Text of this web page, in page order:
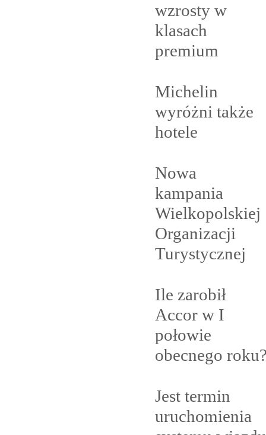
wzrosty w
klasach
premium
Michelin
wyróżni także
hotele
Nowa
kampania
Wielkopolskiej
Organizacji
Turystycznej
Ile zarobił
Accor w I
połowie
obecnego
Jest termin
uruchomienia